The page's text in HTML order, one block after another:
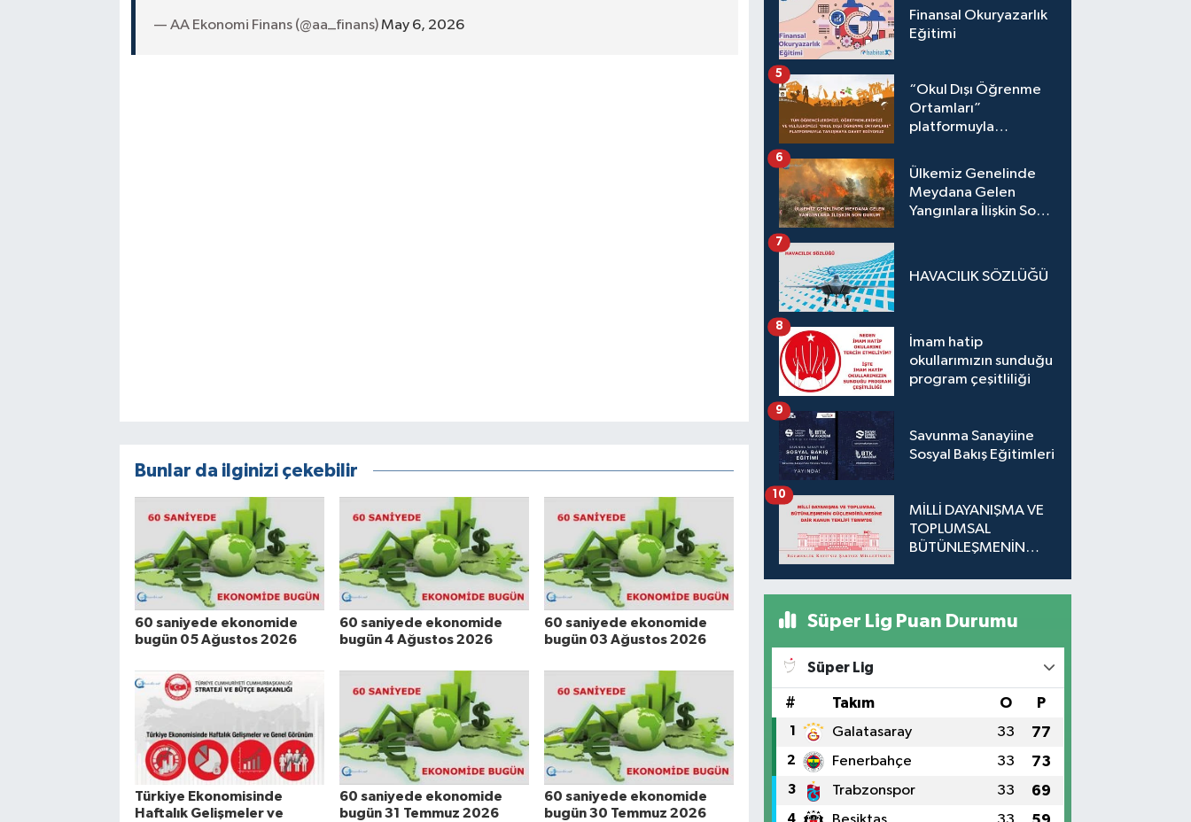
— AA Ekonomi Finans (@aa_finans)May 6, 2026
Bunlar da ilginizi çekebilir
60 saniyede ekonomide
bugün 05 Ağustos 2026
60 saniyede ekonomide
bugün 4 Ağustos 2026
60 saniyede ekonomide
bugün 03 Ağustos 2026
Türkiye Ekonomisinde
Haftalık Gelişmeler ve
60 saniyede ekonomide
bugün 31 Temmuz 2026
60 saniyede ekonomide
bugün 30 Temmuz 2026
Finansal Okuryazarlık
Eğitimi
“Okul Dışı Öğrenme
Ortamları”
platformuyla
ediyoruz.
5
Ülkemiz Genelinde
Meydana Gelen
Yangınlara İlişkin Son
6
HAVACILIK SÖZLÜĞÜ
7
İmam hatip
okullarımızın sunduğu
program çeşitliliği
8
Savunma Sanayiine
Sosyal Bakış Eğitimleri
9
MİLLİ DAYANIŞMA VE
TOPLUMSAL
BÜTÜNLEŞMENİN
10
Süper Lig Puan Durumu
Süper Lig
# Takım O P
1 Galatasaray 33 77
2 Fenerbahçe 33 73
3 Trabzonspor 33 69
4